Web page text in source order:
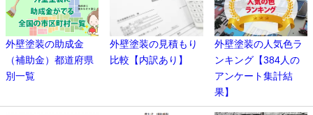
外壁塗装の助成金
（補助金）都道府県
別一覧
外壁塗装の見積もり
比較【内訳あり】
外壁塗装の人気色ラ
ンキング【384人の
アンケート集計結
果】